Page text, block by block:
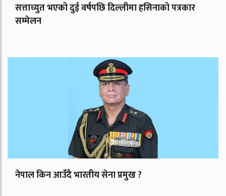
सत्ताच्युत भएको दुई वर्षपछि दिल्लीमा हसिनाको पत्रकार
सम्मेलन
नेपाल किन आउँदै भारतीय सेना प्रमुख ?